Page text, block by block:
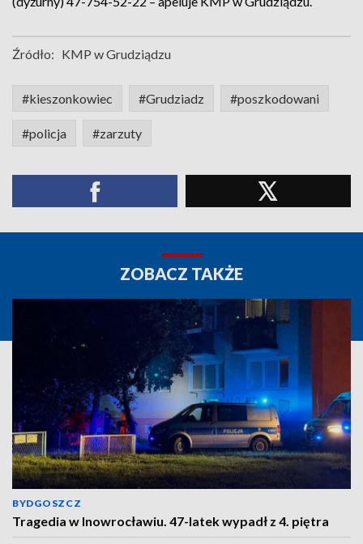
Źródło: KMP w Grudziądzu
#kieszonkowiec #Grudziadz #poszkodowani
#policja #zarzuty
ZOBACZ TAKŻE
BYDGOSZCZ
Tragedia w Inowrocławiu. 47-latek wypadł z 4. piętra